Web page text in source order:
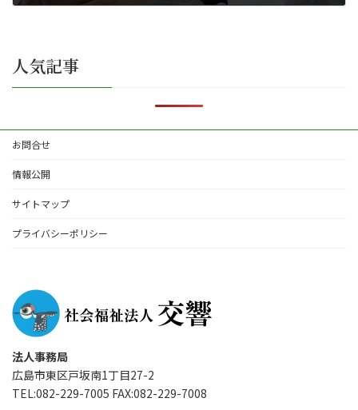
人気記事
お問合せ
情報公開
サイトマップ
プライバシーポリシー
法人事務局
広島市東区戸坂南1丁目27-2
TEL:082-229-7005 FAX:082-229-7008